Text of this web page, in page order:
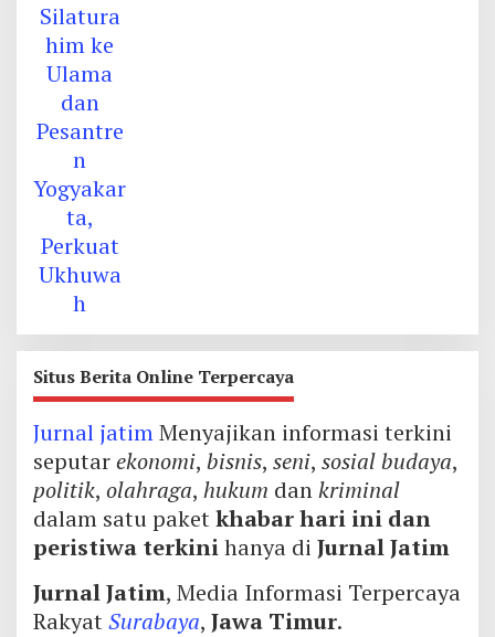
Situs Berita Online Terpercaya
Jurnal jatimMenyajikan informasi terkini
seputarekonomi, bisnis, seni, sosial budaya,
politik, olahraga, hukum dankriminal
dalam satu paketkhabar hari ini dan
peristiwa terkinihanya di Jurnal Jatim
Jurnal Jatim, Media Informasi Terpercaya
RakyatSurabaya, Jawa Timur.